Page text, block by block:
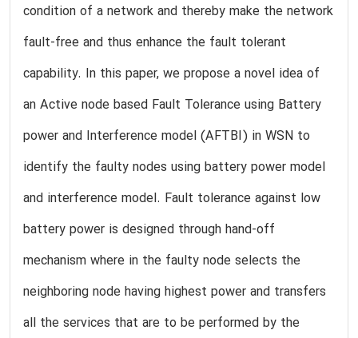
condition of a network and thereby make the network
fault-free and thus enhance the fault tolerant
capability. In this paper, we propose a novel idea of
an Active node based Fault Tolerance using Battery
power and Interference model (AFTBI) in WSN to
identify the faulty nodes using battery power model
and interference model. Fault tolerance against low
battery power is designed through hand-off
mechanism where in the faulty node selects the
neighboring node having highest power and transfers
all the services that are to be performed by the